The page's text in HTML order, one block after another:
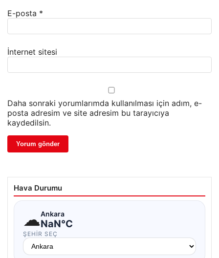
E-posta *
İnternet sitesi
Daha sonraki yorumlarımda kullanılması için adım, e-
posta adresim ve site adresim bu tarayıcıya
kaydedilsin.
Hava Durumu
☁Ankara
NaN°C
ŞEHIR SEÇ